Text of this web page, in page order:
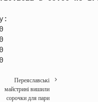
Переяславські
майстрині вишили
сорочки для пари